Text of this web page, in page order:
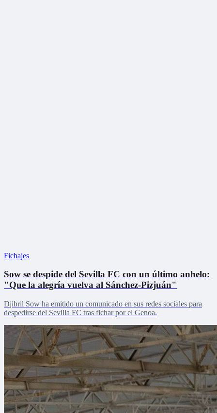
Fichajes
Sow se despide del Sevilla FC con un último anhelo:
"Que la alegría vuelva al Sánchez-Pizjuán"
Djibril Sow ha emitido un comunicado en sus redes sociales para
despedirse del Sevilla FC tras fichar por el Genoa.